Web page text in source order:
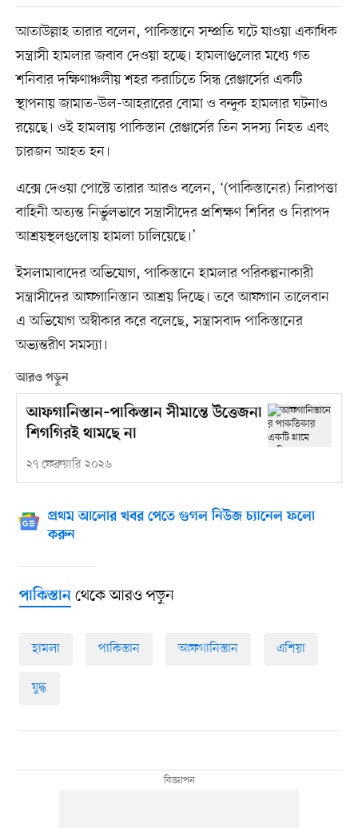
আতাউল্লাহ তারার বলেন, পাকিস্তানে সম্প্রতি ঘটে যাওয়া একাধিক
সন্ত্রাসী হামলার জবাব দেওয়া হচ্ছে। হামলাগুলোর মধ্যে গত
শনিবার দক্ষিণাঞ্চলীয় শহর করাচিতে সিন্ধ রেঞ্জার্সের একটি
স্থাপনায় জামাত-উল-আহরারের বোমা ও বন্দুক হামলার ঘটনাও
রয়েছে। ওই হামলায় পাকিস্তান রেঞ্জার্সের তিন সদস্য নিহত এবং
চারজন আহত হন।
এক্সে দেওয়া পোস্টে তারার আরও বলেন, ‘(পাকিস্তানের) নিরাপত্তা
বাহিনী অত্যন্ত নির্ভুলভাবে সন্ত্রাসীদের প্রশিক্ষণ শিবির ও নিরাপদ
আশ্রয়স্থলগুলোয় হামলা চালিয়েছে।’
ইসলামাবাদের অভিযোগ, পাকিস্তানে হামলার পরিকল্পনাকারী
সন্ত্রাসীদের আফগানিস্তান আশ্রয় দিচ্ছে। তবে আফগান তালেবান
এ অভিযোগ অস্বীকার করে বলেছে, সন্ত্রাসবাদ পাকিস্তানের
অভ্যন্তরীণ সমস্যা।
আরও পড়ুন
আফগানিস্তান–পাকিস্তান সীমান্তে উত্তেজনা
শিগগিরই থামছে না
২৭ ফেব্রুয়ারি ২০২৬
প্রথম আলোর খবর পেতে গুগল নিউজ চ্যানেল ফলো
করুন
পাকিস্তানথেকে আরও পড়ুন
হামলা পাকিস্তান আফগানিস্তান এশিয়া
যুদ্ধ